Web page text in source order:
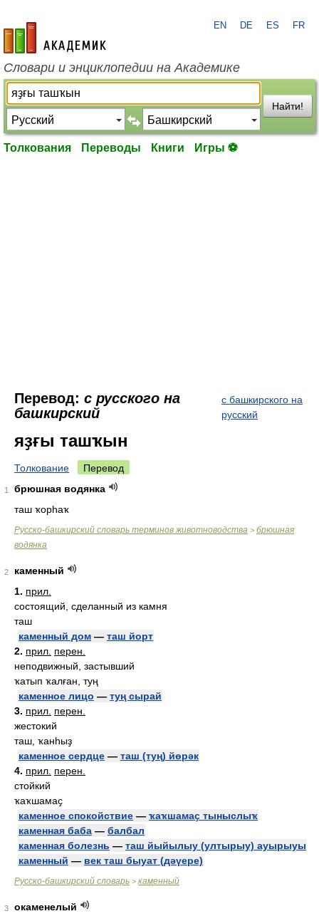
academic.ru
EN DE ES FR
Словари и энциклопедии на Академике
Найти!
Толкования Переводы Книги Игры ⚽
Перевод: с русского на
башкирский
с башкирского на
русский
яҙғы ташҡын
Толкование Перевод
1
брюшная водянка
таш ҡорһаҡ
Русско-башкирский словарь терминов животноводства > брюшная
водянка
2
каменный
1. прил.
состоящий, сделанный из камня
таш
каменный дом — таш йорт
2. прил. перен.
неподвижный, застывший
ҡатып ҡалған, туң
каменное лицо — туң сырай
3. прил. перен.
жестокий
таш, ҡанһыҙ
каменное сердце — таш (туң) йөрәк
4. прил. перен.
стойкий
ҡаҡшамаҫ
каменное спокойствие — ҡаҡшамаҫ тыныслыҡ
каменная баба — балбал
каменная болезнь — таш йыйылыу (ултырыу) ауырыуы
каменный — век таш быуат (дәүере)
Русско-башкирский словарь > каменный
3
окаменелый